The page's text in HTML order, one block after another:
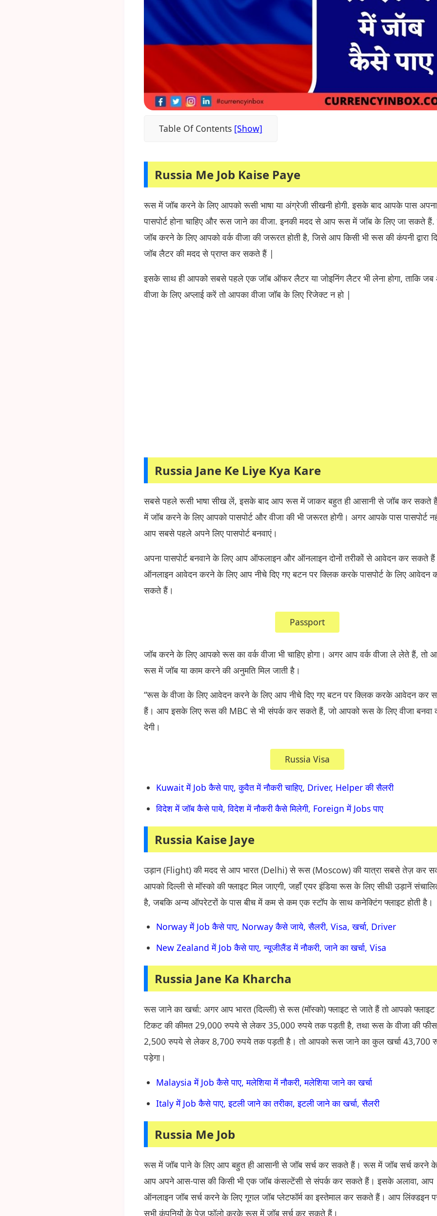
Table Of Contents
Russia Me Job Kaise Paye
रूस में जॉब करने के लिए आपको रूसी भाषा या अंग्रेजी सीखनी होगी. इसके बाद आपके पास अपना
पासपोर्ट होना चाहिए और रूस जाने का वीजा. इनकी मदद से आप रूस में जॉब के लिए जा सकते
जॉब करने के लिए आपको वर्क वीजा की जरूरत होती है, जिसे आप किसी भी रूस की कंपनी द्वारा
जॉब लैटर की मदद से प्राप्त कर सकते हैं |
इसके साथ ही आपको सबसे पहले एक जॉब ऑफर लैटर या जोइनिंग लैटर भी लेना होगा, ताकि
वीजा के लिए अप्लाई करें तो आपका वीजा जॉब के लिए रिजेक्ट न हो |
Russia Jane Ke Liye Kya Kare
सबसे पहले रूसी भाषा सीख लें, इसके बाद आप रूस में जाकर बहुत ही आसानी से जॉब कर
में जॉब करने के लिए आपको पासपोर्ट और वीजा की भी जरूरत होगी। अगर आपके पास पासपोर्ट
आप सबसे पहले अपने लिए पासपोर्ट बनवाएं।
अपना पासपोर्ट बनवाने के लिए आप ऑफलाइन और ऑनलाइन दोनों तरीकों से आवेदन कर सकते
ऑनलाइन आवेदन करने के लिए आप नीचे दिए गए बटन पर क्लिक करके पासपोर्ट के लिए आवेदन
सकते हैं।
Passport
जॉब करने के लिए आपको रूस का वर्क वीजा भी चाहिए होगा। अगर आप वर्क वीजा ले लेते हैं, तो
रूस में जॉब या काम करने की अनुमति मिल जाती है।
“रूस के वीजा के लिए आवेदन करने के लिए आप नीचे दिए गए बटन पर क्लिक करके आवेदन कर
हैं। आप इसके लिए रूस की MBC से भी संपर्क कर सकते हैं, जो आपको रूस के लिए वीजा बनवा
देगी।
Russia Visa
Kuwait में Job कैसे पाए, कुवैत में नौकरी चाहिए, Driver, Helper की सैलरी
विदेश में जॉब कैसे पाये, विदेश में नौकरी कैसे मिलेगी, Foreign में Jobs पाए
Russia Kaise Jaye
उड़ान (Flight) की मदद से आप भारत (Delhi) से रूस (Moscow) की यात्रा सबसे तेज़ कर
आपको दिल्ली से मॉस्को की फ्लाइट मिल जाएगी, जहाँ एयर इंडिया रूस के लिए सीधी उड़ानें
है, जबकि अन्य ऑपरेटरों के पास बीच में कम से कम एक स्टॉप के साथ कनेक्टिंग फ्लाइट होती है।
Norway में Job कैसे पाए, Norway कैसे जाये, सैलरी, Visa, खर्चा, Driver
New Zealand में Job कैसे पाए, न्यूजीलैंड में नौकरी, जाने का खर्चा, Visa
Russia Jane Ka Kharcha
रूस जाने का खर्चा: अगर आप भारत (दिल्ली) से रूस (मॉस्को) फ्लाइट से जाते हैं तो आपको फ्लाइट
टिकट की कीमत 29,000 रुपये से लेकर 35,000 रुपये तक पड़ती है, तथा रूस के वीजा की फीस
2,500 रुपये से लेकर 8,700 रुपये तक पड़ती है। तो आपको रूस जाने का कुल खर्चा 43,700
पड़ेगा।
Malaysia में Job कैसे पाए, मलेशिया में नौकरी, मलेशिया जाने का खर्चा
Italy में Job कैसे पाए, इटली जाने का तरीका, इटली जाने का खर्चा, सैलरी
Russia Me Job
रूस में जॉब पाने के लिए आप बहुत ही आसानी से जॉब सर्च कर सकते हैं। रूस में जॉब सर्च करने
आप अपने आस-पास की किसी भी एक जॉब कंसल्टेंसी से संपर्क कर सकते हैं। इसके अलावा, आप
ऑनलाइन जॉब सर्च करने के लिए गूगल जॉब प्लेटफॉर्म का इस्तेमाल कर सकते हैं। आप लिंक्डइन
सभी कंपनियों के पेज फॉलो करके रूस में जॉब सर्च कर सकते हैं।